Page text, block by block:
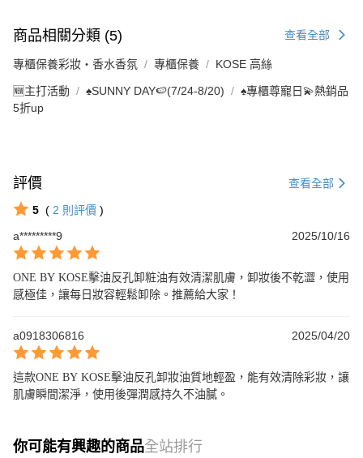
商品相關分類 (5) 查看全部
專櫃保養彩妝・香水香氛 專櫃保養 KOSE 高絲
🆕主打活動 ♠︎SUNNY DAY🍉(7/24-8/20)
♠︎專櫃尊寵日💫熱銷品
5折up
評價 查看全部
5 ( 2 則評價 )
a*********9
2025/10/16
ONE BY KOSE擊油反孔卸粧油有效清潔肌膚，卸妝後不乾澀，使用
感極佳，讓每日妝容輕鬆卸除。推薦給大家！
a0918306816 2025/04/20
這款ONE BY KOSE擊油反孔卸妝油質地輕盈，能有效清除彩妝，讓
肌膚瞬間潔淨，使用後彈潤感持久不油膩。
你可能有興趣的商品全站排行